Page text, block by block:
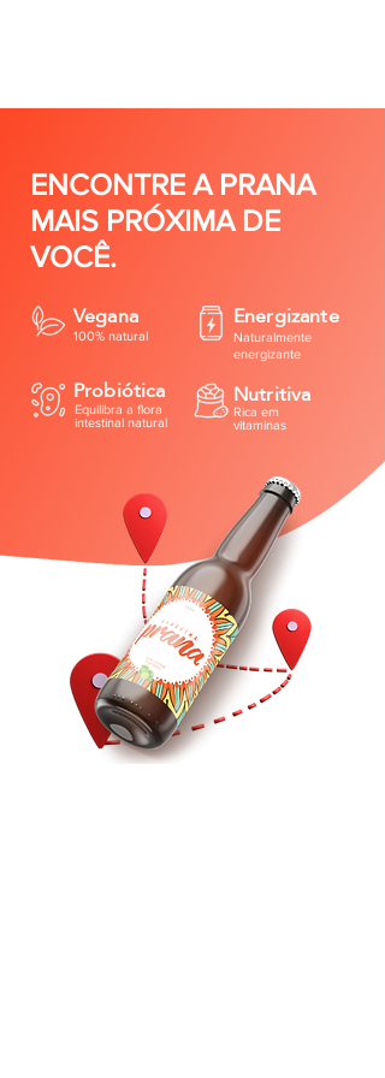
ENCONTRE A PRANA
MAIS PRÓXIMA DE
VOCÊ.
100% natural
Vegana Energizante
Naturalmente
energizante
Probiótica Nutritiva
Equilibra a flora
intestinal natural
Rica em
vitaminas